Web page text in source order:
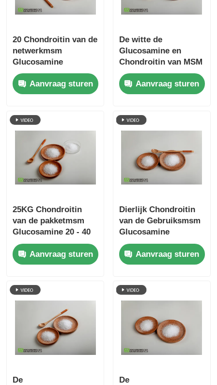
20 Chondroitin van de
netwerkmsm
Glucosamine
Gezamenlijke het
Voedselrang van de
Gezondheids Hoge
Aanvraag sturen
De witte de
Glucosamine en
Chondroitin van MSM
Supplementen met
GMP maken
Workshop schoon
Aanvraag sturen
25KG Chondroitin
van de pakketmsm
Glucosamine 20 - 40
Mesh Needle Shaped
Aanvraag sturen
Dierlijk Chondroitin
van de Gebruiksmsm
Glucosamine
Paardsupplement 20 -
40 Mesh Feed Grade
Aanvraag sturen
De
De